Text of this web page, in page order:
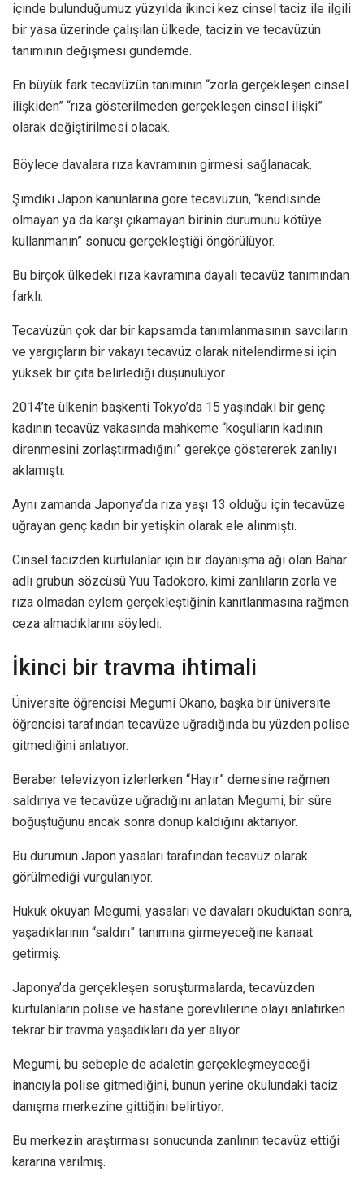
içinde bulunduğumuz yüzyılda ikinci kez cinsel taciz ile ilgili
bir yasa üzerinde çalışılan ülkede, tacizin ve tecavüzün
tanımının değişmesi gündemde.
En büyük fark tecavüzün tanımının “zorla gerçekleşen cinsel
ilişkiden” “rıza gösterilmeden gerçekleşen cinsel ilişki”
olarak değiştirilmesi olacak.
Böylece davalara rıza kavramının girmesi sağlanacak.
Şimdiki Japon kanunlarına göre tecavüzün, “kendisinde
olmayan ya da karşı çıkamayan birinin durumunu kötüye
kullanmanın” sonucu gerçekleştiği öngörülüyor.
Bu birçok ülkedeki rıza kavramına dayalı tecavüz tanımından
farklı.
Tecavüzün çok dar bir kapsamda tanımlanmasının savcıların
ve yargıçların bir vakayı tecavüz olarak nitelendirmesi için
yüksek bir çıta belirlediği düşünülüyor.
2014’te ülkenin başkenti Tokyo’da 15 yaşındaki bir genç
kadının tecavüz vakasında mahkeme “koşulların kadının
direnmesini zorlaştırmadığını” gerekçe göstererek zanlıyı
aklamıştı.
Aynı zamanda Japonya’da rıza yaşı 13 olduğu için tecavüze
uğrayan genç kadın bir yetişkin olarak ele alınmıştı.
Cinsel tacizden kurtulanlar için bir dayanışma ağı olan Bahar
adlı grubun sözcüsü Yuu Tadokoro, kimi zanlıların zorla ve
rıza olmadan eylem gerçekleştiğinin kanıtlanmasına rağmen
ceza almadıklarını söyledi.
İkinci bir travma ihtimali
Üniversite öğrencisi Megumi Okano, başka bir üniversite
öğrencisi tarafından tecavüze uğradığında bu yüzden polise
gitmediğini anlatıyor.
Beraber televizyon izlerlerken “Hayır” demesine rağmen
saldırıya ve tecavüze uğradığını anlatan Megumi, bir süre
boğuştuğunu ancak sonra donup kaldığını aktarıyor.
Bu durumun Japon yasaları tarafından tecavüz olarak
görülmediği vurgulanıyor.
Hukuk okuyan Megumi, yasaları ve davaları okuduktan sonra,
yaşadıklarının “saldırı” tanımına girmeyeceğine kanaat
getirmiş.
Japonya’da gerçekleşen soruşturmalarda, tecavüzden
kurtulanların polise ve hastane görevlilerine olayı anlatırken
tekrar bir travma yaşadıkları da yer alıyor.
Megumi, bu sebeple de adaletin gerçekleşmeyeceği
inancıyla polise gitmediğini, bunun yerine okulundaki taciz
danışma merkezine gittiğini belirtiyor.
Bu merkezin araştırması sonucunda zanlının tecavüz ettiği
kararına varılmış.